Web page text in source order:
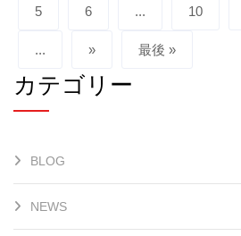
5 6 ... 10
... » 最後 »
カテゴリー
BLOG
NEWS